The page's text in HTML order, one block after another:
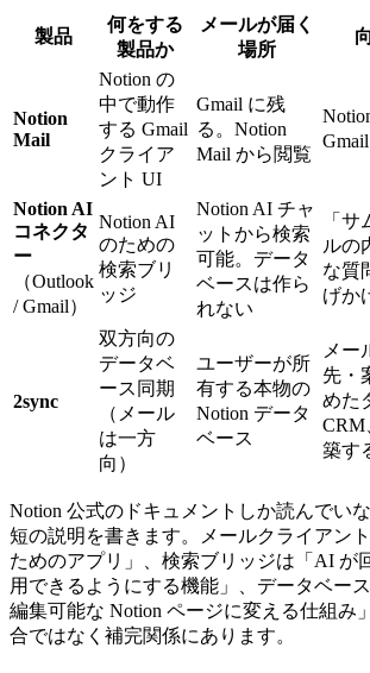
製品
何をする
製品か
メールが届く
場所
Notion
Mail
Notion の
中で動作
する Gmail
クライア
ント UI
Gmail に残
る。Notion
Mail から閲覧
Notion AI
コネクタ
ー
（Outlook
/ Gmail）
Notion AI
のための
検索ブリ
ッジ
Notion AI チャ
ットから検索
可能。データ
ベースは作ら
れない
「
ルの
な質
げか
2sync
双方向の
データベ
ース同期
（メール
は一方
向）
ユーザーが所
有する本物の
Notion データ
ベース
メー
先・
めた
CRM
築す
Notion 公式のドキュメントしか読んでい
短の説明を書きます。メールクライアン
ためのアプリ」、検索ブリッジは「AI が
用できるようにする機能」、データベー
編集可能な Notion ページに変える仕組み
合ではなく補完関係にあります。